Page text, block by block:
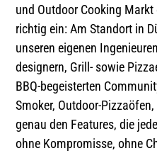
und Outdoor Cooking
richtig ein: Am Standort in
unseren eigenen
designern, Grill- sowie
BBQ-begeisterten
Smoker, Outdoor-
genau den Features, die
ohne Kompromisse, ohne